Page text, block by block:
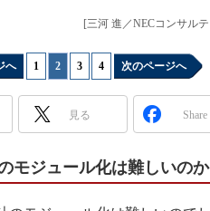
ジャパンモビリティショ
TECHNO-FRONTIER
人テク展
スマート工場EXPO
EdgeTech+
日本ものづくりワールド
組み込みモデリ
Windows
車載ソフト開発
無償設計ツール
[三河 進／NECコンサル
へ 1 2 3 4 次のページへ
見る Share
モジュール化は難しいのか